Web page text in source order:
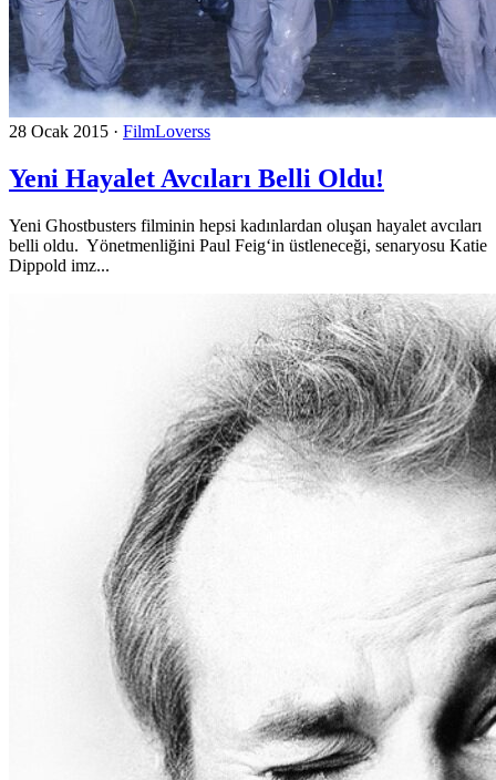
28 Ocak 2015 · FilmLoverss
Yeni Hayalet Avcıları Belli Oldu!
Yeni Ghostbusters filminin hepsi kadınlardan oluşan hayalet avcıları
belli oldu. Yönetmenliğini Paul Feig‘in üstleneceği, senaryosu Katie
Dippold imz...